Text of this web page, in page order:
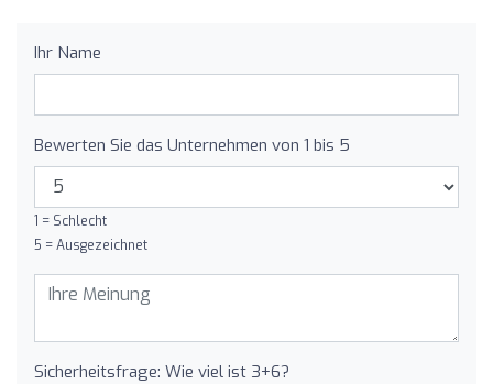
Ihr Name
Bewerten Sie das Unternehmen von 1 bis 5
1 = Schlecht
5 = Ausgezeichnet
Sicherheitsfrage: Wie viel ist 3+6?